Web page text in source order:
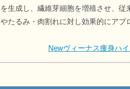
を生成し、繊維芽細胞を増殖させ、
やたるみ・肉割れに対し効果的にアプ
Newヴィーナス痩身ハ